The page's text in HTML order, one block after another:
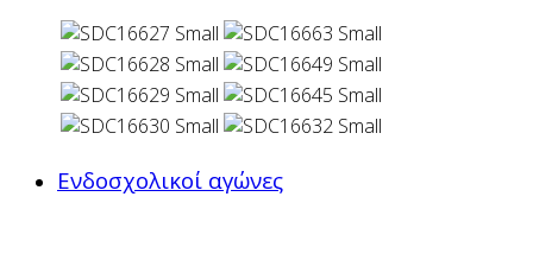
Ενδοσχολικοί αγώνες